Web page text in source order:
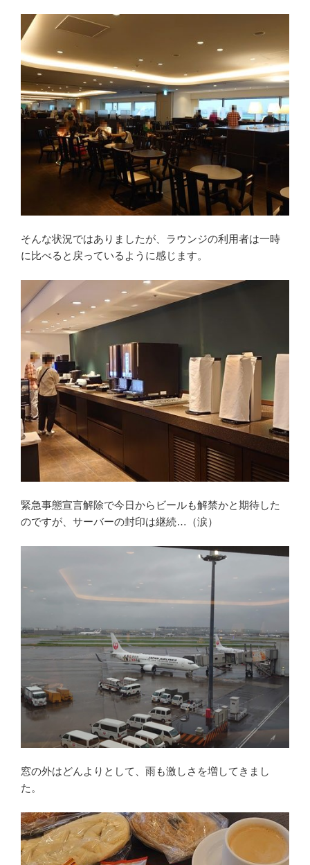
そんな状況ではありましたが、ラウンジの利用者は一時
に比べると戻っているように感じます。
緊急事態宣言解除で今日からビールも解禁かと期待した
のですが、サーバーの封印は継続…（涙）
窓の外はどんよりとして、雨も激しさを増してきまし
た。